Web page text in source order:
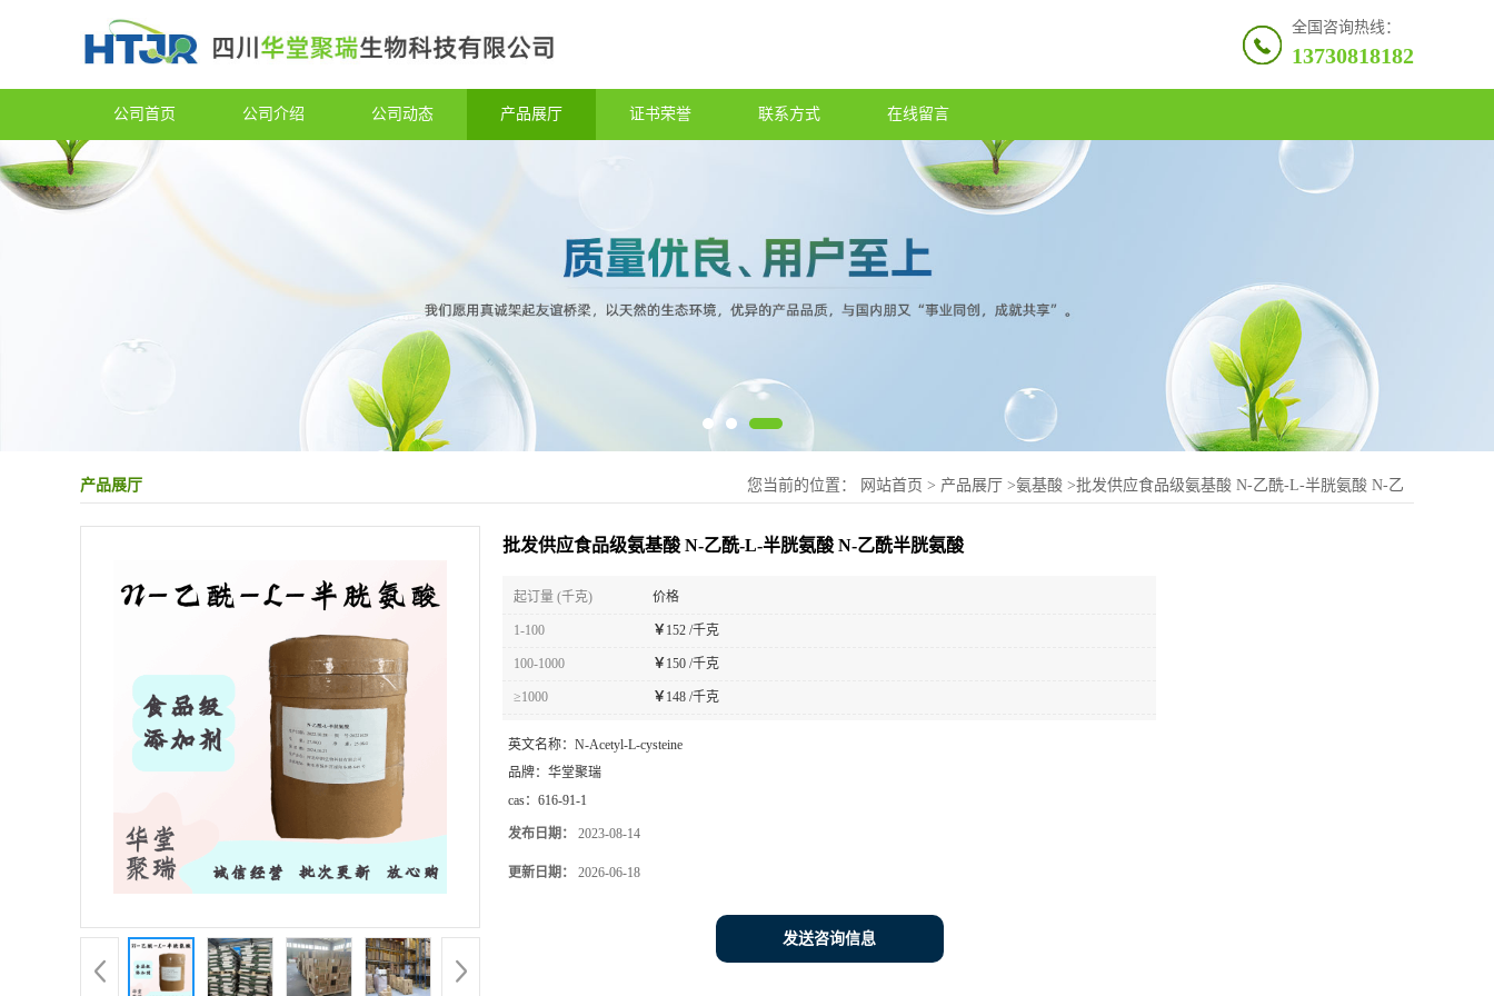
全国咨询热线：
13730818182
公司首页 公司介绍 公司动态 产品展厅 证书荣誉 联系方式 在线留言
产品展厅 您当前的位置： 网站首页 > 产品展厅 >氨基酸 >批发供应食品级氨基酸 N-乙酰-L-半胱氨酸 N-乙
批发供应食品级氨基酸 N-乙酰-L-半胱氨酸 N-乙酰半胱氨酸
起订量 (千克) 价格
1-100 ￥ 152 /千克
100-1000 ￥ 150 /千克
≥1000 ￥ 148 /千克
英文名称： N-Acetyl-L-cysteine
品牌： 华堂聚瑞
cas： 616-91-1
发布日期： 2023-08-14
更新日期： 2026-06-18
发送咨询信息